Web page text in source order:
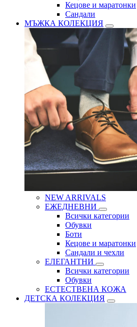
Кецове и маратонки
Сандали
МЪЖКА КОЛЕКЦИЯ
NEW ARRIVALS
ЕЖЕДНЕВНИ
Всички категории
Обувки
Боти
Кецове и маратонки
Сандали и чехли
ЕЛЕГАНТНИ
Всички категории
Обувки
ЕСТЕСТВЕНА КОЖА
ДЕТСКА КОЛЕКЦИЯ